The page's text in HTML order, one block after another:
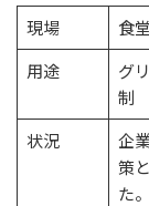
現場
食堂
用途
グ
制
状況
企
策
た